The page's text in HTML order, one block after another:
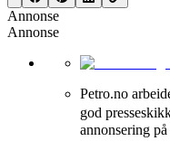
Annonse
Annonse
Petro.no
god
annonsering